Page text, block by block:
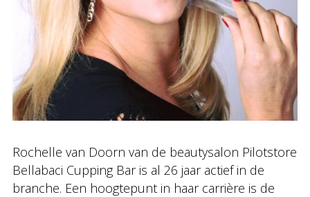
Rochelle van Doorn van de beautysalon Pilotstore
Bellabaci Cupping Bar is al 26 jaar actief in de
branche. Een hoogtepunt in haar carrière is de